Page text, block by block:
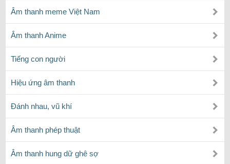
Âm thanh meme Việt Nam
Âm thanh Anime
Tiếng con người
Hiệu ứng âm thanh
Đánh nhau, vũ khí
Âm thanh phép thuật
Âm thanh hung dữ ghê sợ